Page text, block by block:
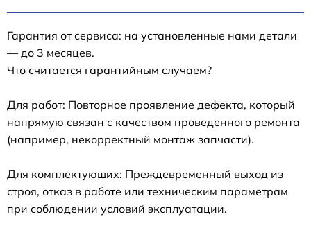
Гарантия от сервиса: на установленные нами детали
— до 3 месяцев.
Что считается гарантийным случаем?
Для работ: Повторное проявление дефекта, который
напрямую связан с качеством проведенного ремонта
(например, некорректный монтаж запчасти).
Для комплектующих: Преждевременный выход из
строя, отказ в работе или техническим параметрам
при соблюдении условий эксплуатации.